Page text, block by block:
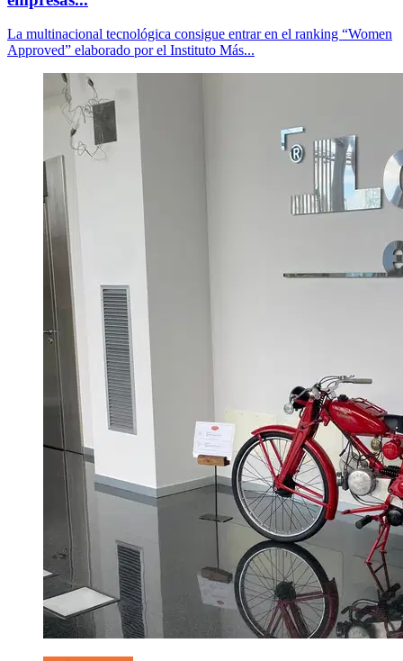
La multinacional tecnológica consigue entrar en el ranking “Women
Approved” elaborado por el Instituto Más...